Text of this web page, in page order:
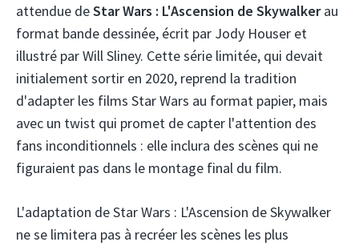
attendue deStar Wars : L'Ascension de Skywalkerau
format bande dessinée, écrit par Jody Houser et
illustré par Will Sliney. Cette série limitée, qui devait
initialement sortir en 2020, reprend la tradition
d'adapter les films Star Wars au format papier, mais
avec un twist qui promet de capter l'attention des
fans inconditionnels : elle inclura des scènes qui ne
figuraient pas dans le montage final du film.
L'adaptation de Star Wars : L'Ascension de Skywalker
ne se limitera pas à recréer les scènes les plus